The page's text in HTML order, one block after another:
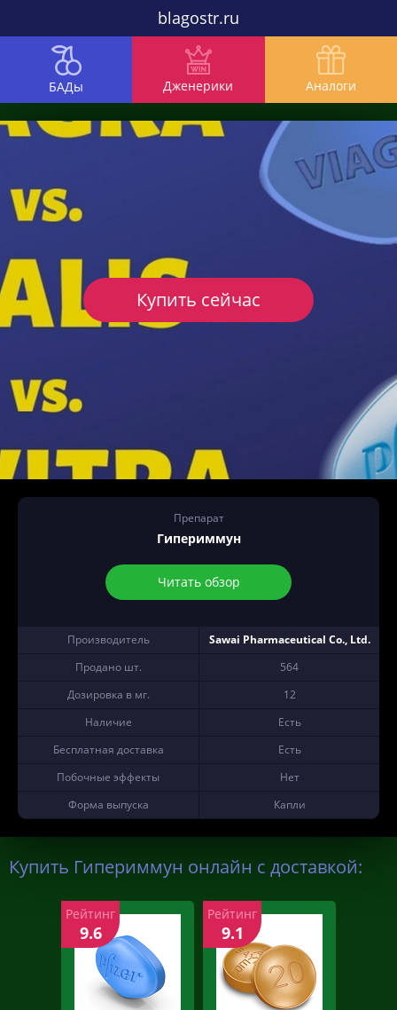
blagostr.ru
БАДы Дженерики Аналоги
Препарат
Гипериммун
Читать обзор
Производитель
Sawai Pharmaceutical Co., Ltd.
Продано шт.
564
Дозировка в мг.
12
Наличие
Есть
Бесплатная доставка
Есть
Побочные эффекты
Нет
Форма выпуска
Капли
Купить сейчас
Купить Гипериммун онлайн с доставкой:
Рейтинг
9.6
Рейтинг
9.1